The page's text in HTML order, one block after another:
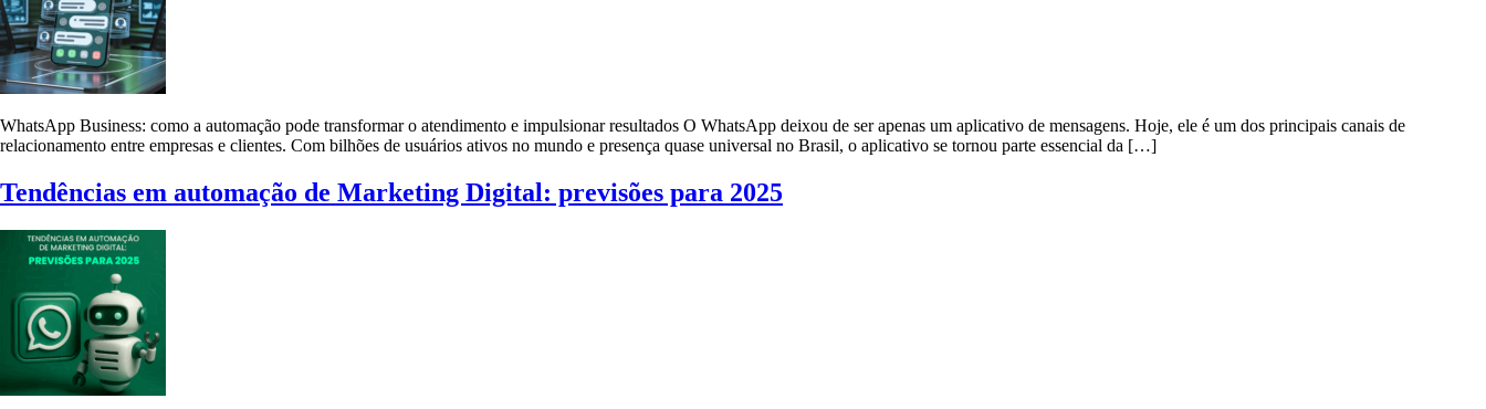
WhatsApp Business: como a automação pode transformar o atendimento e impulsionar resultados O WhatsApp deixou de ser apenas um aplicativo de mensagens. Hoje, ele é um dos principais canais de
relacionamento entre empresas e clientes. Com bilhões de usuários ativos no mundo e presença quase universal no Brasil, o aplicativo se tornou parte essencial da […]
Tendências em automação de Marketing Digital: previsões para 2025